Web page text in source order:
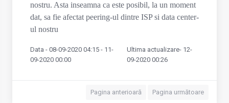
nostru. Asta inseamna ca este posibil, la un moment
dat, sa fie afectat peering-ul dintre ISP si data center-
ul nostru
Data - 08-09-2020 04:15 - 11-
09-2020 00:00
Ultima actualizare- 12-
09-2020 00:26
Pagina anterioară Pagina următoare